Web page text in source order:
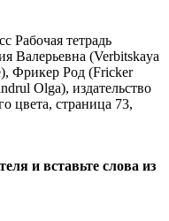
и вставьте слова из